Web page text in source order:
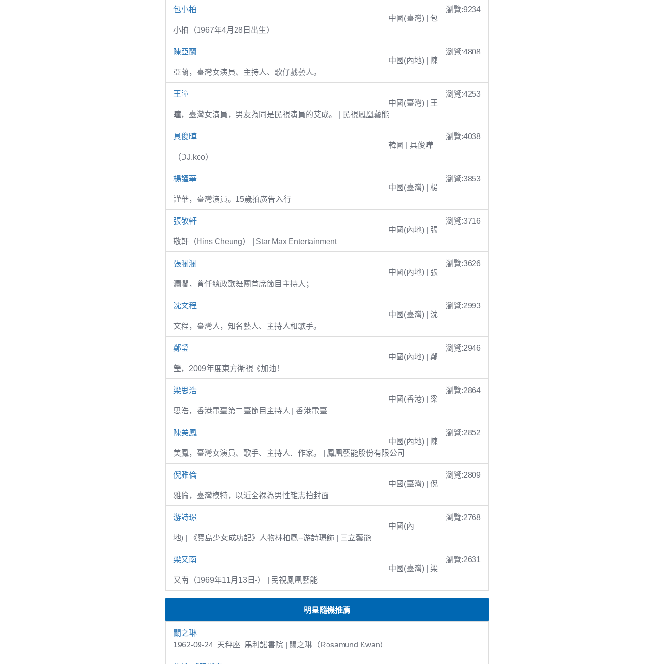
包小柏
瀏覽:9234
中國(臺灣) | 包
小柏（1967年4月28日出生）
陳亞蘭
瀏覽:4808
中國(內地) | 陳
亞蘭，臺灣女演員、主持人、歌仔戲藝人。
王瞳
瀏覽:4253
中國(臺灣) | 王
瞳，臺灣女演員，男友為同是民視演員的艾成。 | 民視鳳凰藝能
具俊曄
瀏覽:4038
韓國 | 具俊曄
（DJ.koo）
楊謹華
瀏覽:3853
中國(臺灣) | 楊
謹華，臺灣演員。15歲拍廣告入行
張敬軒
瀏覽:3716
中國(內地) | 張
敬軒（Hins Cheung） | Star Max Entertainment
張瀾瀾
瀏覽:3626
中國(內地) | 張
瀾瀾，曾任總政歌舞團首席節目主持人；
沈文程
瀏覽:2993
中國(臺灣) | 沈
文程，臺灣人，知名藝人、主持人和歌手。
鄭瑩
瀏覽:2946
中國(內地) | 鄭
瑩，2009年度東方衛視《加油！
梁思浩
瀏覽:2864
中國(香港) | 梁
思浩，香港電臺第二臺節目主持人 | 香港電臺
陳美鳳
瀏覽:2852
中國(內地) | 陳
美鳳，臺灣女演員、歌手、主持人、作家。 | 鳳凰藝能股份有限公司
倪雅倫
瀏覽:2809
中國(臺灣) | 倪
雅倫，臺灣模特，以近全裸為男性雜志拍封面
游詩璟
瀏覽:2768
中國(內
地) | 《寶島少女成功記》人物林柏鳳--游詩璟飾 | 三立藝能
梁又南
瀏覽:2631
中國(臺灣) | 梁
又南（1969年11月13日-） | 民視鳳凰藝能
明星隨機推薦
關之琳
1962-09-24 天秤座 馬利諾書院 | 關之琳（Rosamund Kwan）